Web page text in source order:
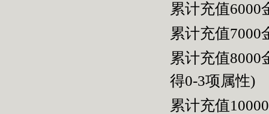
累计充值6000
累计充值7000
累计充值
得0-3项属性)
累计充值